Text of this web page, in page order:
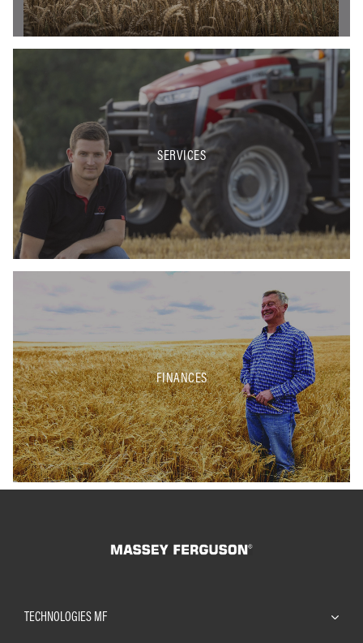
SERVICES
FINANCES
TECHNOLOGIES MF